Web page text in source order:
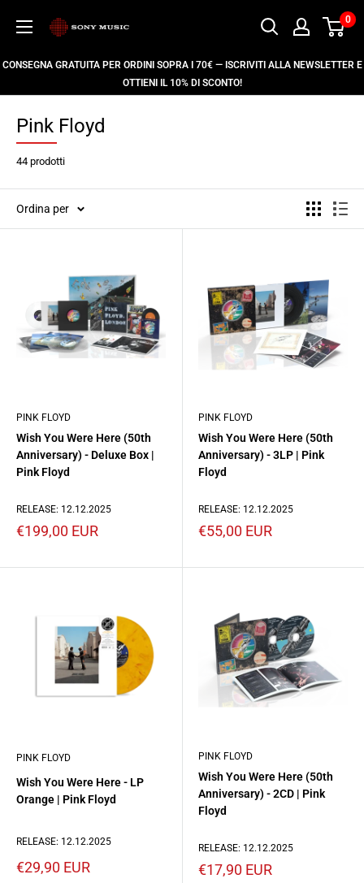
Store
Music
0
CONSEGNA GRATUITA PER ORDINI SOPRA I 70€ — ISCRIVITI ALLA NEWSLETTER E
OTTIENI IL 10% DI SCONTO!
Pink Floyd
44 prodotti
Ordina per
PINK FLOYD
Wish You Were Here (50th
Anniversary) - Deluxe Box |
Pink Floyd
RELEASE: 12.12.2025
Prezzo
€199,00 EUR
PINK FLOYD
Wish You Were Here (50th
Anniversary) - 3LP | Pink
Floyd
RELEASE: 12.12.2025
Prezzo
€55,00 EUR
PINK FLOYD
Wish You Were Here - LP
Orange | Pink Floyd
RELEASE: 12.12.2025
Prezzo
€29,90 EUR
PINK FLOYD
Wish You Were Here (50th
Anniversary) - 2CD | Pink
Floyd
RELEASE: 12.12.2025
Prezzo
€17,90 EUR